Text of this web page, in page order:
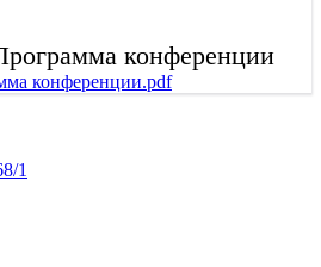
конференции
конференции.pdf
1